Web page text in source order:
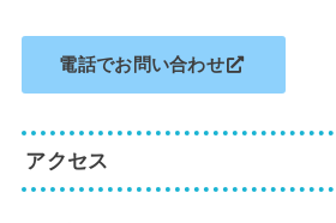
電話でお問い合わせ
アクセス